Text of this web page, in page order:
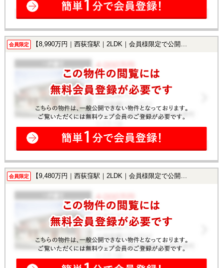
会員限定 【8,990万円｜西荻窪駅｜2LDK｜会員様限定で公開中！】
会員限定 【9,480万円｜西荻窪駅｜2LDK｜会員様限定で公開中！】